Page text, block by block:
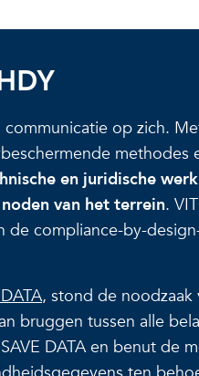
op zich.
en juridische
noden van het terrein.
de compliance-by-
, stond de noodzaak
bruggen tussen alle
DATA en benut de